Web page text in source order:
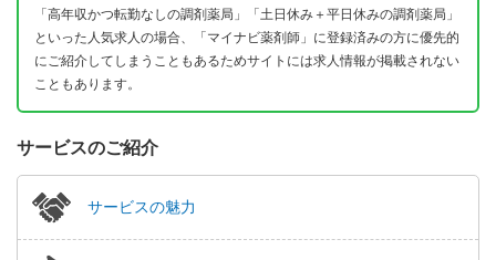
「高年収かつ転勤なしの調剤薬局」「土日休み＋平日休みの調剤薬局」
といった人気求人の場合、「マイナビ薬剤師」に登録済みの方に優先的
にご紹介してしまうこともあるためサイトには求人情報が掲載されない
こともあります。
サービスのご紹介
サービスの魅力